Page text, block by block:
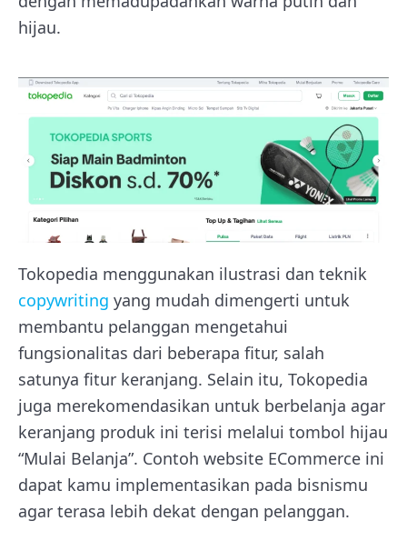
hijau.
Tokopedia menggunakan ilustrasi dan teknik
copywriting yang mudah dimengerti untuk
membantu pelanggan mengetahui
fungsionalitas dari beberapa fitur, salah
satunya fitur keranjang. Selain itu, Tokopedia
juga merekomendasikan untuk berbelanja agar
keranjang produk ini terisi melalui tombol hijau
“Mulai Belanja”. Contoh website ECommerce ini
dapat kamu implementasikan pada bisnismu
agar terasa lebih dekat dengan pelanggan.